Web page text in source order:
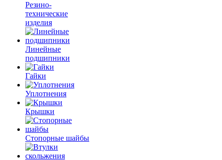
Резино-
технические
изделия
Линейные
подшипники
Гайки
Уплотнения
Крышки
Стопорные шайбы